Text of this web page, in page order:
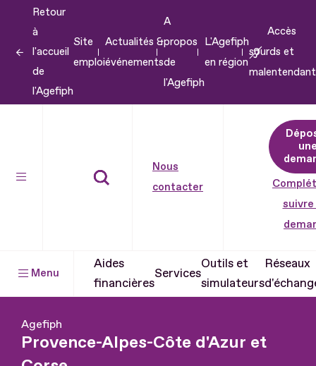
contenu
Retour
à
l'accueil
de
l'Agefiph
Site
emploi
Actualités &
événements
A
propos
de
l'Agefiph
L'Agefiph
en région
Accès
sourds et
Nous
contacter
suivre
Menu
Aides
financières
Services
Outils et
simulateurs
Réseaux
Agefiph
Provence-Alpes-Côte d'Azur et